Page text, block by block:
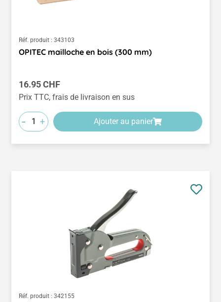
Réf. produit : 343103
OPITEC mailloche en bois (300 mm)
Prix régulier :
16.95 CHF
Prix TTC, frais de livraison en sus
- + Ajouter au panier
Réf. produit : 342155